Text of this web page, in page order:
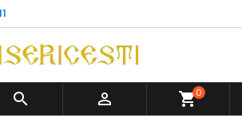
  0